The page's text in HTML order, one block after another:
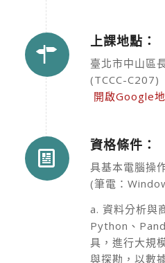
上課地點：
臺北市中山區
(TCCC-C207)
開啟Google
資格條件：
具基本電腦操
(筆電：
a. 資料分析與
Python、
具，進行大規
與探勘，以數